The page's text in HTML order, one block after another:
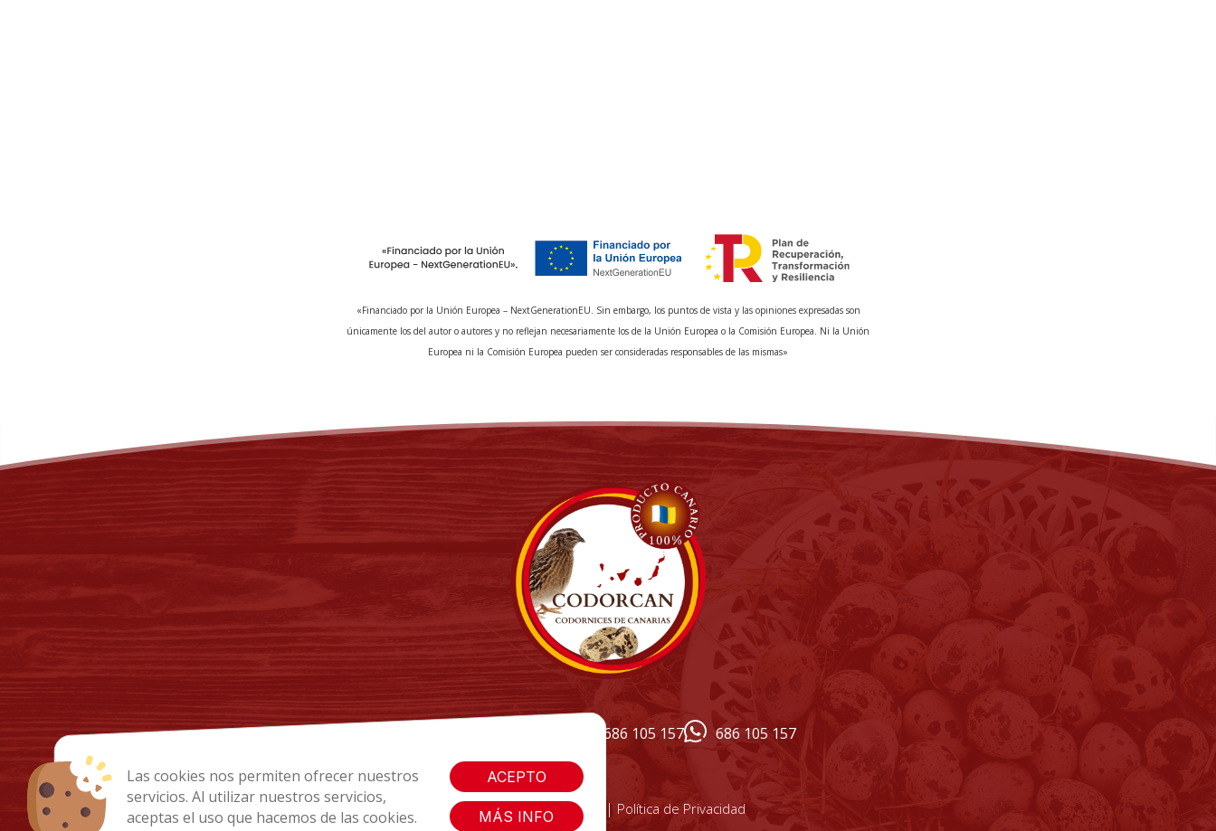
Las cookies nos permiten ofrecer nuestros
servicios. Al utilizar nuestros servicios,
aceptas el uso que hacemos de las cookies.
ACEPTO
MÁS INFO
«Financiado por la Unión Europea – NextGenerationEU. Sin embargo, los puntos de vista y las opiniones expresadas son
únicamente los del autor o autores y no reflejan necesariamente los de la Unión Europea o la Comisión Europea. Ni la Unión
Europea ni la Comisión Europea pueden ser consideradas responsables de las mismas»
686 105 157 686 105 157
Cookies|Aviso Legal | Política de Privacidad